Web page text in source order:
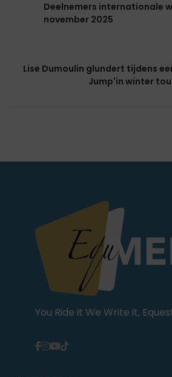
Deelnemers internationale
november 2025
Lise Dumoulin glundert tijdens
Jump'in winter
You Ride it We Write it,